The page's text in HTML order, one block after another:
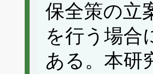
保全策の立
を行う場合
ある。本研